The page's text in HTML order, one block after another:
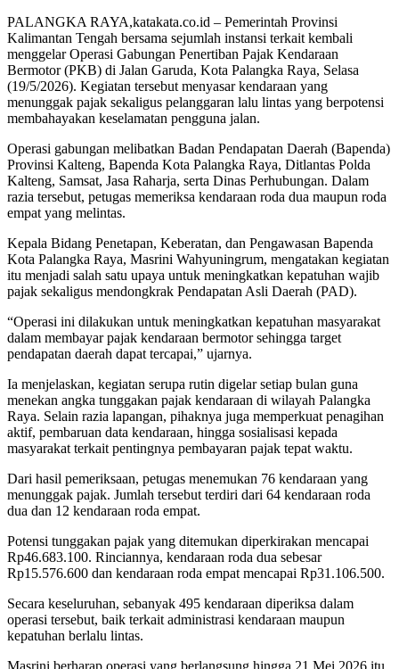
PALANGKA RAYA,katakata.co.id – Pemerintah Provinsi
Kalimantan Tengah bersama sejumlah instansi terkait kembali
menggelar Operasi Gabungan Penertiban Pajak Kendaraan
Bermotor (PKB) di Jalan Garuda, Kota Palangka Raya, Selasa
(19/5/2026). Kegiatan tersebut menyasar kendaraan yang
menunggak pajak sekaligus pelanggaran lalu lintas yang berpotensi
membahayakan keselamatan pengguna jalan.
Operasi gabungan melibatkan Badan Pendapatan Daerah (Bapenda)
Provinsi Kalteng, Bapenda Kota Palangka Raya, Ditlantas Polda
Kalteng, Samsat, Jasa Raharja, serta Dinas Perhubungan. Dalam
razia tersebut, petugas memeriksa kendaraan roda dua maupun roda
empat yang melintas.
Kepala Bidang Penetapan, Keberatan, dan Pengawasan Bapenda
Kota Palangka Raya, Masrini Wahyuningrum, mengatakan kegiatan
itu menjadi salah satu upaya untuk meningkatkan kepatuhan wajib
pajak sekaligus mendongkrak Pendapatan Asli Daerah (PAD).
“Operasi ini dilakukan untuk meningkatkan kepatuhan masyarakat
dalam membayar pajak kendaraan bermotor sehingga target
pendapatan daerah dapat tercapai,” ujarnya.
Ia menjelaskan, kegiatan serupa rutin digelar setiap bulan guna
menekan angka tunggakan pajak kendaraan di wilayah Palangka
Raya. Selain razia lapangan, pihaknya juga memperkuat penagihan
aktif, pembaruan data kendaraan, hingga sosialisasi kepada
masyarakat terkait pentingnya pembayaran pajak tepat waktu.
Dari hasil pemeriksaan, petugas menemukan 76 kendaraan yang
menunggak pajak. Jumlah tersebut terdiri dari 64 kendaraan roda
dua dan 12 kendaraan roda empat.
Potensi tunggakan pajak yang ditemukan diperkirakan mencapai
Rp46.683.100. Rinciannya, kendaraan roda dua sebesar
Rp15.576.600 dan kendaraan roda empat mencapai Rp31.106.500.
Secara keseluruhan, sebanyak 495 kendaraan diperiksa dalam
operasi tersebut, baik terkait administrasi kendaraan maupun
kepatuhan berlalu lintas.
Masrini berharap operasi yang berlangsung hingga 21 Mei 2026 itu